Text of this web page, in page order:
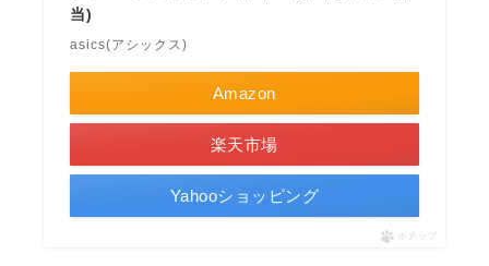
当)
asics(アシックス)
Amazon
楽天市場
Yahooショッピング
ポチップ